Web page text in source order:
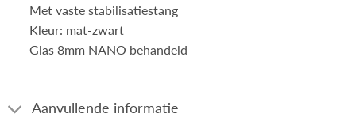
Met vaste stabilisatiestang
Kleur: mat-zwart
Glas 8mm NANO behandeld
Aanvullende informatie